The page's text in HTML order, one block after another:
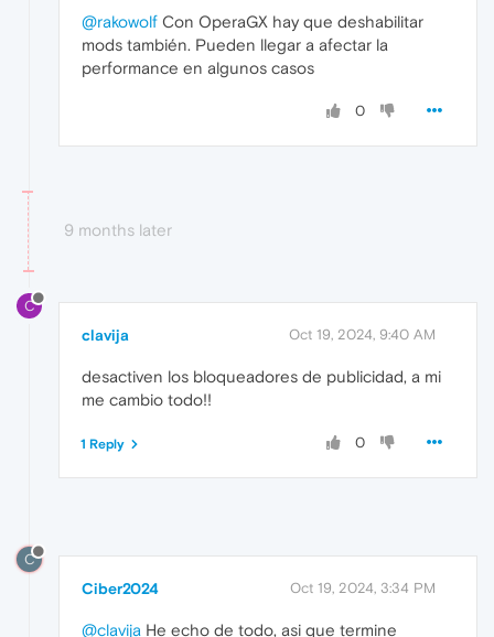
@rakowolf Con OperaGX hay que deshabilitar
mods también. Pueden llegar a afectar la
performance en algunos casos
0
9 months later
C
clavija Oct 19, 2024, 9:40 AM
desactiven los bloqueadores de publicidad, a mi
me cambio todo!!
0
1 Reply
C
Ciber2024 Oct 19, 2024, 3:34 PM
@clavija He echo de todo, asi que termine